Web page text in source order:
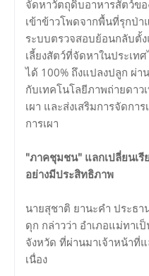
จัดหาวัตถุดิบอาหารสัตว์ข
เข้าข้าวโพดจากพื้นที่รุกป่
ระบบตรวจสอบย้อนกลับตั้
เลี้ยงสัตว์ที่จัดหาในประเท
ได้ 100% ถึงแปลงปลูก ผ่
กับเทคโนโลยีภาพถ่ายดาว
เผา และส่งเสริมการจัดกา
การเผา
"ภาคชุมชน" แลกเปลี่ยนเรี
อย่างมีประสิทธิภาพ
นายสุชาติ ยานะคำ ประธ
ดุก กล่าวว่า อำเภอแม่ทาเ
จังหวัด ที่ผ่านมาเจ้าหน้าที่
เนื่อง